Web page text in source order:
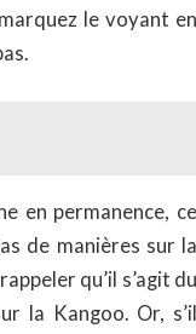
le voyant en
en permanence, ce
de manières sur la
qu’il s’agit du
la Kangoo. Or, s’il